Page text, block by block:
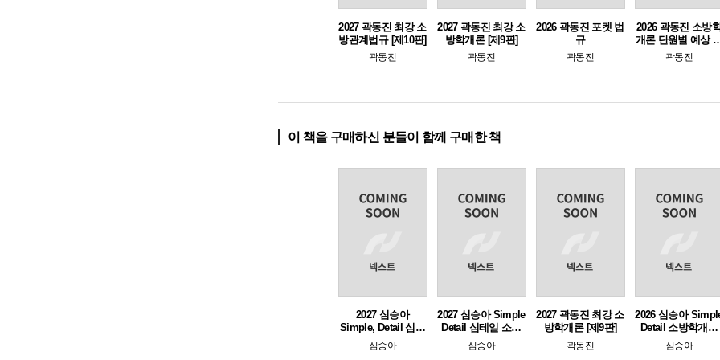
2027 곽동진 최강 소
방관계법규 [제10판]
곽동진
2027 곽동진 최강 소
방학개론 [제9판]
곽동진
2026 곽동진 포켓 법
규
곽동진
2026 곽동진 소방
개론 단원별 예상
제풀이 1000제 (기출
포함)
곽동진
이 책을 구매하신 분들이 함께 구매한 책
2027 심승아
Simple, Detail 심테
일 소방학개론 2
심승아
2027 심승아 Simple
Detail 심테일 소방
학개론 1
심승아
2027 곽동진 최강 소
방학개론 [제9판]
곽동진
2026 심승아
Detail 소방학개론
심봉사 심승아 봉투
모의고사
심승아